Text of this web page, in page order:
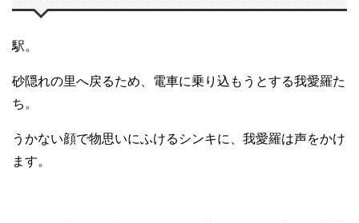
駅。
砂隠れの里へ戻るため、電車に乗り込もうとする我愛羅た
ち。
うかない顔で物思いにふけるシンキに、我愛羅は声をかけ
ます。